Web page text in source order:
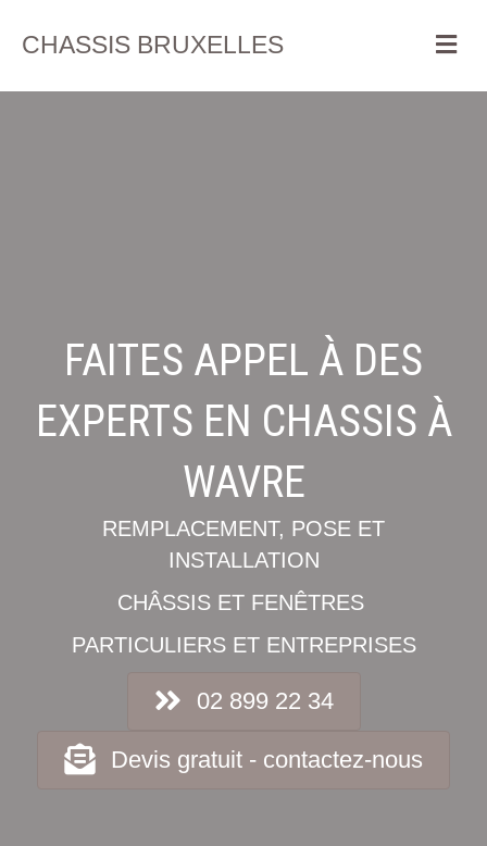
CHASSIS BRUXELLES
FAITES APPEL À DES
EXPERTS EN CHASSIS À
WAVRE
REMPLACEMENT, POSE ET
INSTALLATION
CHÂSSIS ET FENÊTRES
PARTICULIERS ET ENTREPRISES
02 899 22 34
Devis gratuit - contactez-nous